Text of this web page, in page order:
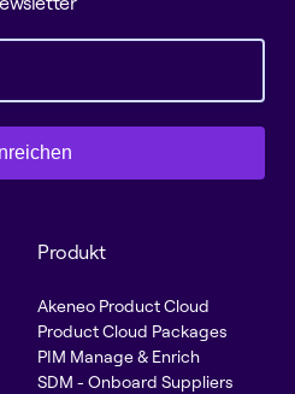
Produkt
Akeneo Product Cloud
Product Cloud Packages
PIM Manage & Enrich
SDM - Onboard Suppliers